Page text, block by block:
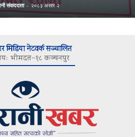
संवाददाता - २०८३ असार २
मिडिया नेटवर्क सञ्चालित
भीमदत्त–१८ कञ्चनपुर